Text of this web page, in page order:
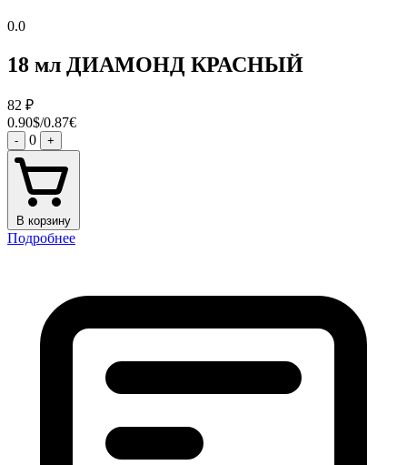
0.0
18 мл ДИАМОНД КРАСНЫЙ
82 ₽
0.90$/0.87€
- 0 +
В корзину
Подробнее